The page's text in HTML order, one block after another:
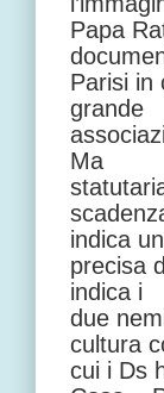
Papa
Parisi in
grande
Ma
indica
precisa
indica i
due
cultura
cui i Ds